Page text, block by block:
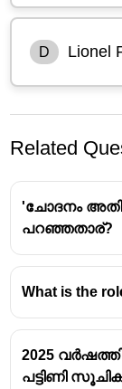
D Lionel
Adam Smith:
18th-
of
Related
'ചോദനം
പറഞ്ഞതാര്?
What is the
2025
പട്ടിണി